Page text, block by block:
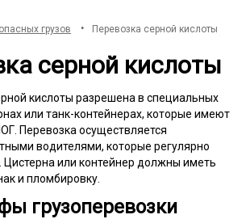
грузов Перевозка серной кислоты
серной кислоты
кислоты разрешена в специальных
или танк-контейнерах, которые имеют
Перевозка осуществляется
водителями, которые регулярно
или контейнер должны иметь
и пломбировку.
грузоперевозки